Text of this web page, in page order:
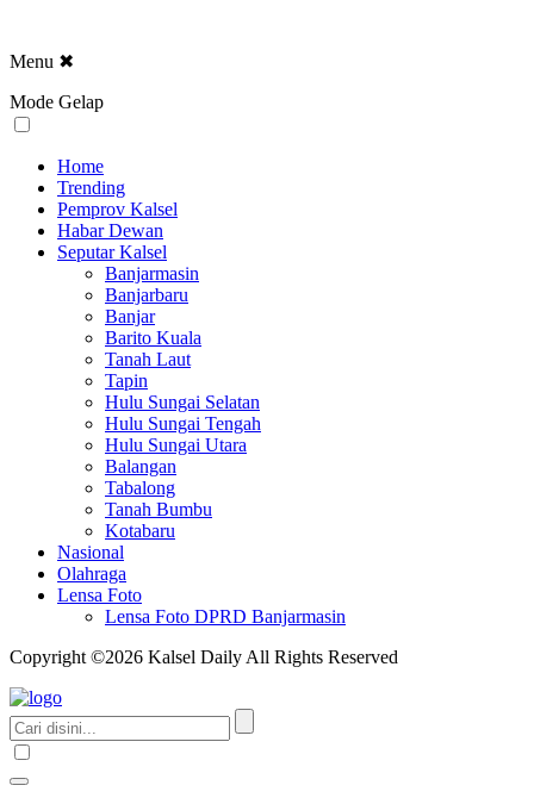
Menu ✖
Mode Gelap
Home
Trending
Pemprov Kalsel
Habar Dewan
Seputar Kalsel
Banjarmasin
Banjarbaru
Banjar
Barito Kuala
Tanah Laut
Tapin
Hulu Sungai Selatan
Hulu Sungai Tengah
Hulu Sungai Utara
Balangan
Tabalong
Tanah Bumbu
Kotabaru
Nasional
Olahraga
Lensa Foto
Lensa Foto DPRD Banjarmasin
Copyright ©2026 Kalsel Daily All Rights Reserved